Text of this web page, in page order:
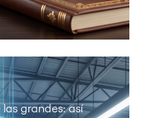
las grandes: así